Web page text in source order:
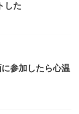
した
参加したら心温